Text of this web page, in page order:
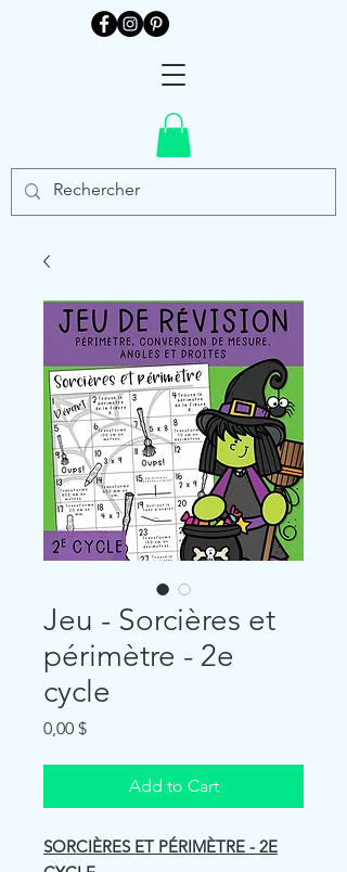
Jeu - Sorcières et
périmètre - 2e
cycle
0,00 $Price
Add to Cart
SORCIÈRES ET PÉRIMÈTRE - 2E